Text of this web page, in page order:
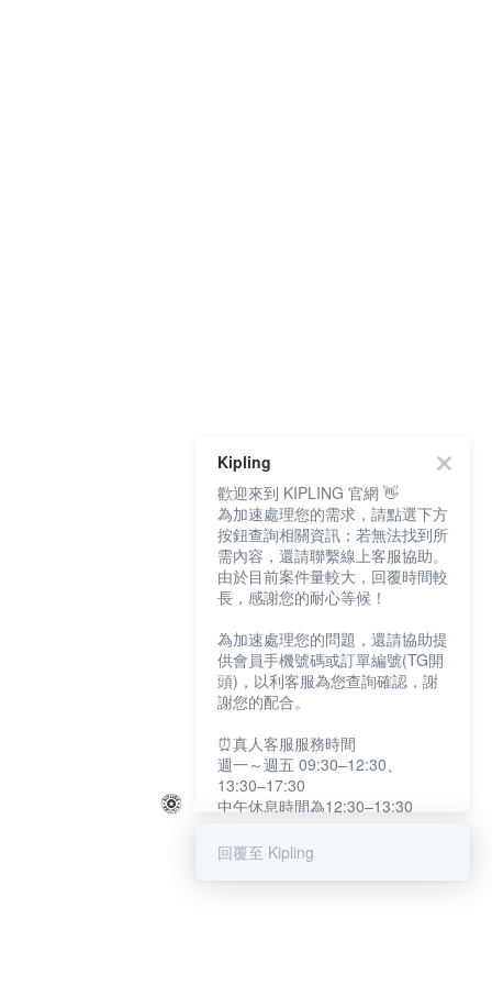
Kipling
歡迎來到 KIPLING 官網 👋
為加速處理您的需求，請點選下方
按鈕查詢相關資訊；若無法找到所
需內容，還請聯繫線上客服協助。
由於目前案件量較大，回覆時間較
長，感謝您的耐心等候！
為加速處理您的問題，還請協助提
供會員手機號碼或訂單編號(TG開
頭)，以利客服為您查詢確認，謝
謝您的配合。
⏰真人客服服務時間
週一～週五 09:30–12:30、
13:30–17:30
中午休息時間為12:30–13:30
提醒您：系統會自動已讀訊息，如
回覆至 Kipling